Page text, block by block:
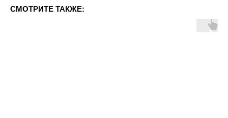
СМОТРИТЕ ТАКЖЕ: